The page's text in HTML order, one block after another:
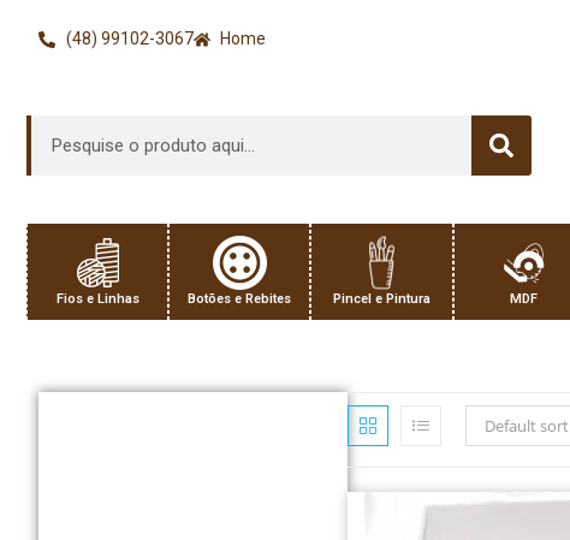
(48) 99102-3067 Home
Fios e Linhas Botões e Rebites Pincel e Pintura MDF
Default